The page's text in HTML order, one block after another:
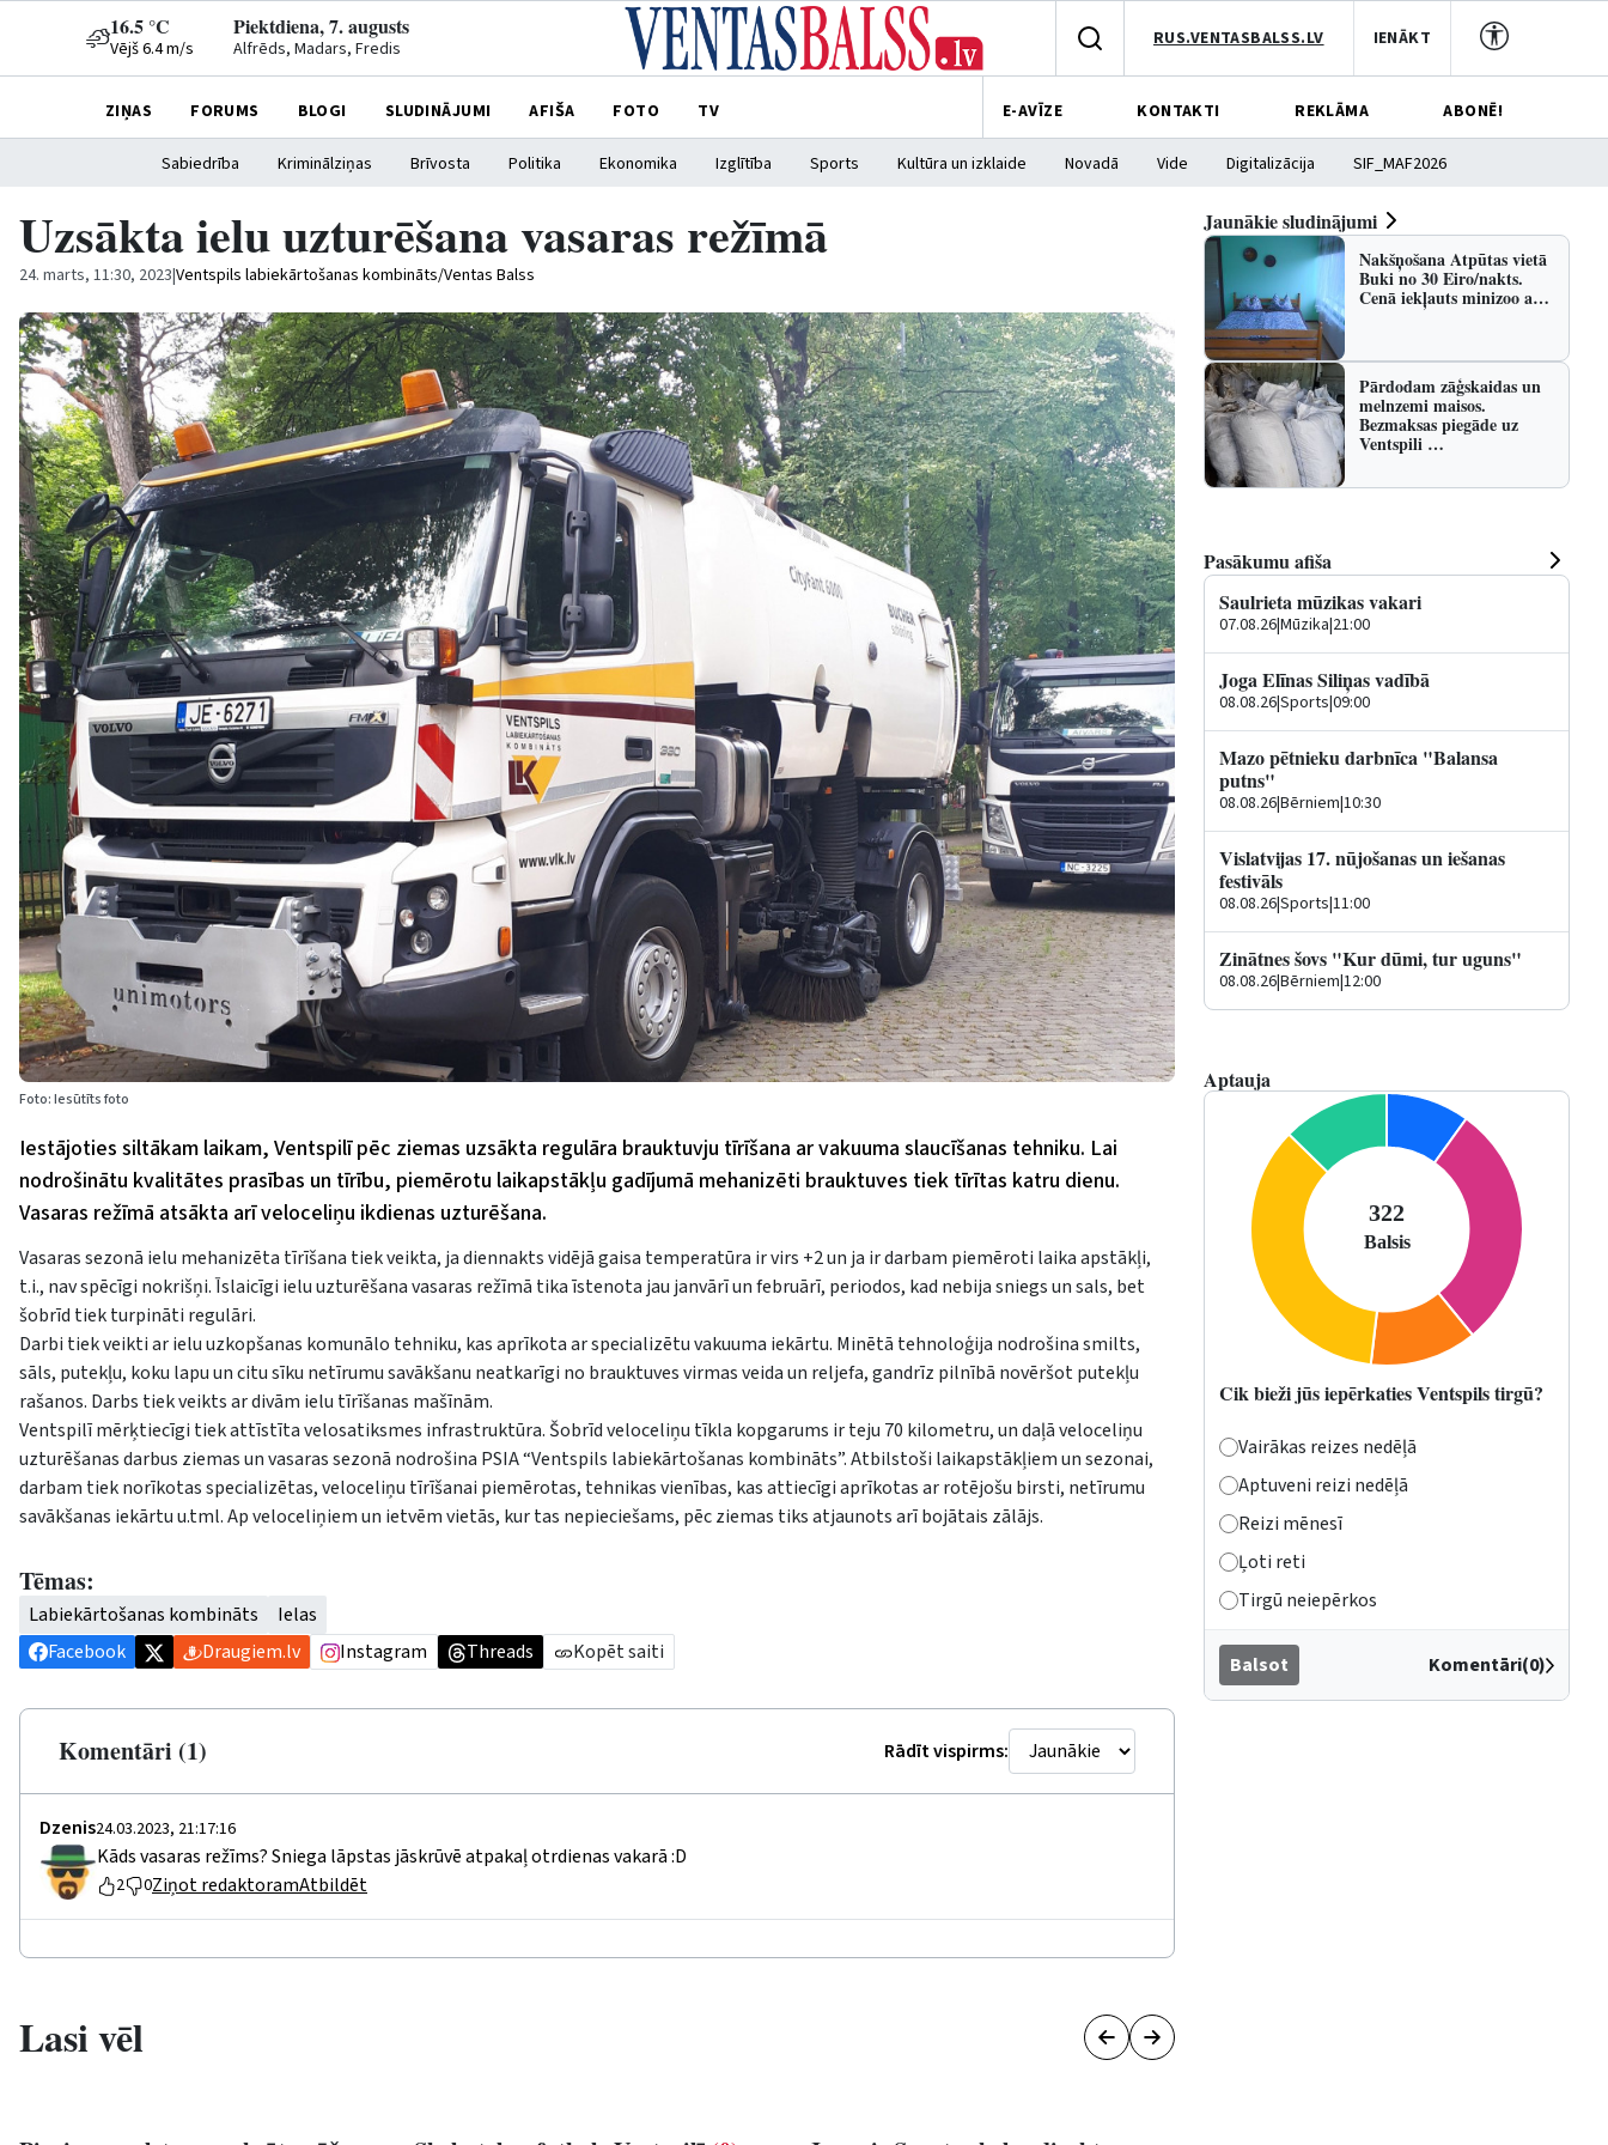
16.5 °C
Vējš 6.4 m/s
Piektdiena, 7. augusts
Alfrēds, Madars, Fredis RUS.VENTASBALSS.LV IENĀKT
ZIŅAS FORUMS BLOGI SLUDINĀJUMI AFIŠA FOTO TV E-AVĪZE KONTAKTI REKLĀMA ABONĒ!
Sabiedrība Kriminālziņas Brīvosta Politika Ekonomika Izglītība Sports Kultūra un izklaide Novadā Vide Digitalizācija SIF_MAF2026
Uzsākta ielu uzturēšana vasaras režīmā
24. marts, 11:30, 2023|Ventspils labiekārtošanas kombināts/Ventas Balss
Foto: Iesūtīts foto
Iestājoties siltākam laikam, Ventspilī pēc ziemas uzsākta regulāra brauktuvju tīrīšana ar vakuuma slaucīšanas tehniku. Lai
nodrošinātu kvalitātes prasības un tīrību, piemērotu laikapstākļu gadījumā mehanizēti brauktuves tiek tīrītas katru dienu.
Vasaras režīmā atsākta arī veloceliņu ikdienas uzturēšana.
Vasaras sezonā ielu mehanizēta tīrīšana tiek veikta, ja diennakts vidējā gaisa temperatūra ir virs +2 un ja ir darbam piemēroti laika apstākļi,
t.i., nav spēcīgi nokrišņi. Īslaicīgi ielu uzturēšana vasaras režīmā tika īstenota jau janvārī un februārī, periodos, kad nebija sniegs un sals, bet
šobrīd tiek turpināti regulāri.
Darbi tiek veikti ar ielu uzkopšanas komunālo tehniku, kas aprīkota ar specializētu vakuuma iekārtu. Minētā tehnoloģija nodrošina smilts,
sāls, putekļu, koku lapu un citu sīku netīrumu savākšanu neatkarīgi no brauktuves virmas veida un reljefa, gandrīz pilnībā novēršot putekļu
rašanos. Darbs tiek veikts ar divām ielu tīrīšanas mašīnām.
Ventspilī mērķtiecīgi tiek attīstīta velosatiksmes infrastruktūra. Šobrīd veloceliņu tīkla kopgarums ir teju 70 kilometru, un daļā veloceliņu
uzturēšanas darbus ziemas un vasaras sezonā nodrošina PSIA “Ventspils labiekārtošanas kombināts”. Atbilstoši laikapstākļiem un sezonai,
darbam tiek norīkotas specializētas, veloceliņu tīrīšanai piemērotas, tehnikas vienības, kas attiecīgi aprīkotas ar rotējošu birsti, netīrumu
savākšanas iekārtu u.tml. Ap veloceliņiem un ietvēm vietās, kur tas nepieciešams, pēc ziemas tiks atjaunots arī bojātais zālājs.
Tēmas:
Labiekārtošanas kombināts
Ielas
Facebook
Draugiem.lv Instagram Threads Kopēt saiti
Komentāri (1) Rādīt vispirms:
Dzenis24.03.2023, 21:17:16
Kāds vasaras režīms? Sniega lāpstas jāskrūvē atpakaļ otrdienas vakarā :D
2 0Ziņot redaktoramAtbildēt
Lasi vēl
Jaunākie sludinājumi
Nakšņošana Atpūtas vietā
Buki no 30 Eiro/nakts.
Cenā iekļauts minizoo a…
Pārdodam zāģskaidas un
melnzemi maisos.
Bezmaksas piegāde uz
Ventspili …
Pasākumu afiša
Saulrieta mūzikas vakari
07.08.26|Mūzika|21:00
Joga Elīnas Siliņas vadībā
08.08.26|Sports|09:00
Mazo pētnieku darbnīca "Balansa
putns"
08.08.26|Bērniem|10:30
Vislatvijas 17. nūjošanas un iešanas
festivāls
08.08.26|Sports|11:00
Zinātnes šovs "Kur dūmi, tur uguns"
08.08.26|Bērniem|12:00
Aptauja
Cik bieži jūs iepērkaties Ventspils tirgū?
Vairākas reizes nedēļā
Aptuveni reizi nedēļā
Reizi mēnesī
Ļoti reti
Tirgū neiepērkos
Balsot Komentāri(0)